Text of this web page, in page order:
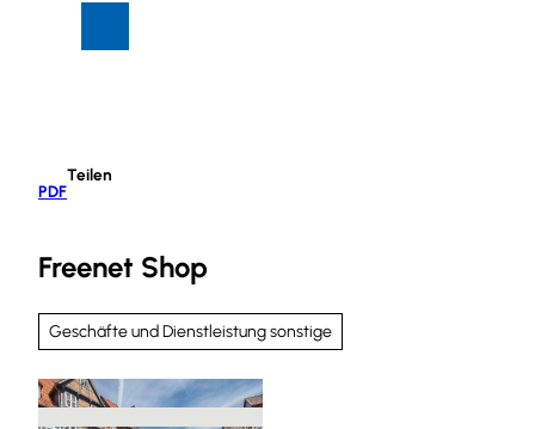
PDF
Teilen
Freenet Shop
Geschäfte und Dienstleistung sonstige